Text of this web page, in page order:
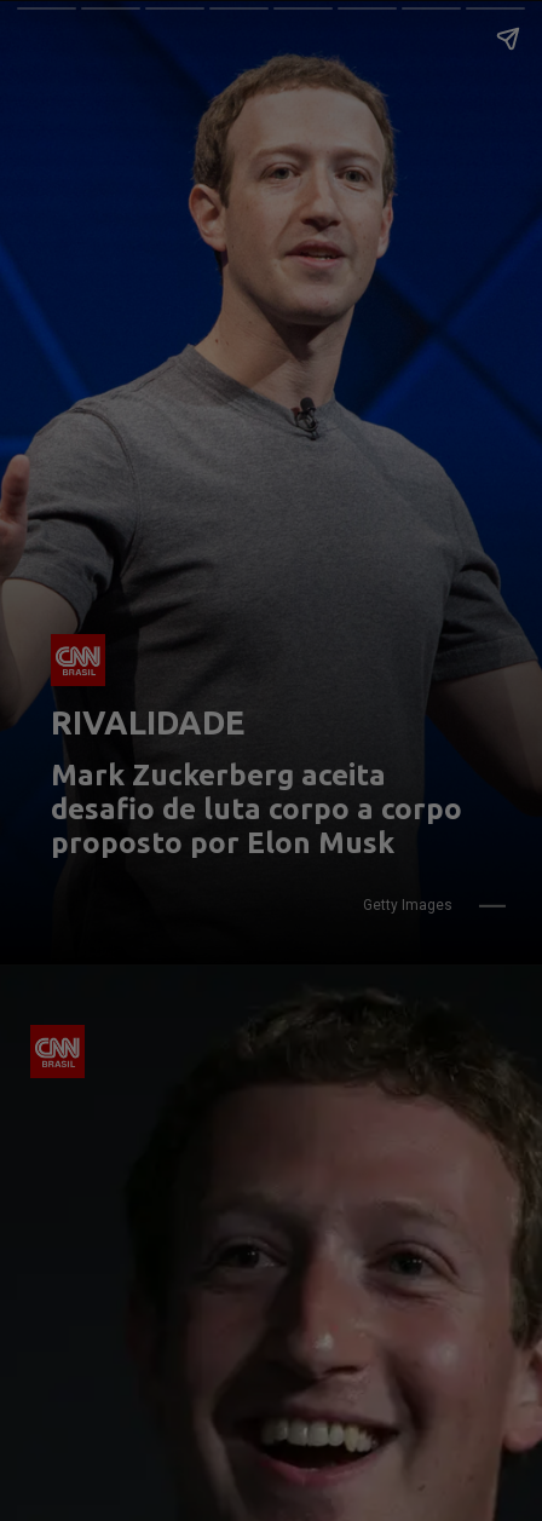
RIVALIDADE
Getty Images
Mark Zuckerberg aceita
desafio de luta corpo a corpo
proposto por Elon Musk